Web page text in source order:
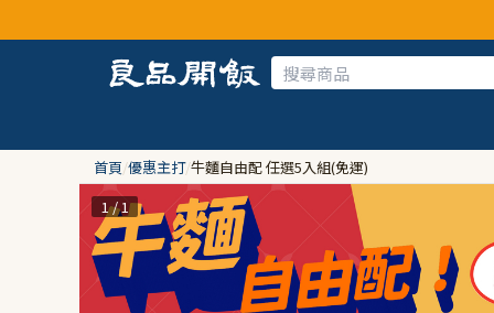
首頁/優惠主打/牛麵自由配 任選5入組(免運)
1 / 1